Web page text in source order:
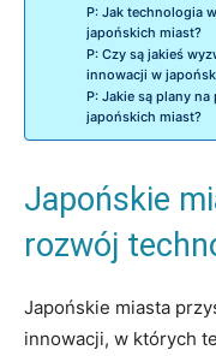
P: Jak technologia
japońskich miast?
P: Czy są jakieś
innowacji w
P: Jakie są plany
japońskich miast?
Japońskie
rozwój
Japońskie miasta
innowacji, w których